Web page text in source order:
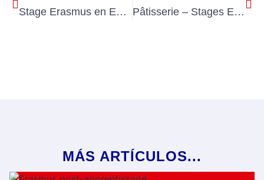
Stage Erasmus en Europe en formation professionnelle – Une expérience unique à vivre absolument en 2026! Pâtisserie – Stages Erasmus enrichissants avec Ohlala Placements
MÁS ARTÍCULOS...